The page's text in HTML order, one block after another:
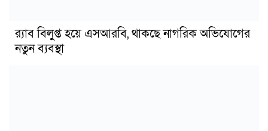
র‍্যাব বিলুপ্ত হয়ে এসআরবি, থাকছে নাগরিক অভিযোগের
নতুন ব্যবস্থা